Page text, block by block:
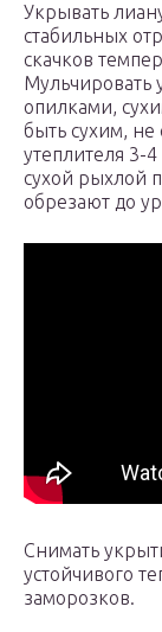
Укрывать
стабильных
скачков
Мульчировать
опилками,
быть сухим, не
утеплителя 3-
сухой рыхлой
обрезают до
Снимать
устойчивого
заморозков.